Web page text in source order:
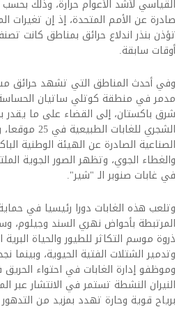
القياسي لأشد الأعوام حرارة، وذلك
صادرة عن الأمم المتحدة، إذ إن تغيرات
تؤذن بنذر اندلاع ‌حرائق بمناطق كانت
أوقات سابقة.
وفي أحدث المناطق التي تشهد حرائق
مدمر في منطقة كوتلي ساتيان الحساسة
الشجري للغابات
الصناعية الصادرة عن الهيئة الوطنية
والغطاء الجوي، وتظهر الصور الجوية
في غابات صنوبر الـ "شير".
وتلعب هذه الغابات دورا رئيسيا في
المرتبطة بأحواض نهري السند وجيلوم،
ذروة موسم التكاثر للطيور والحياة
وتدمير الشتلات الفتية الحيوية، وبينما
وموظفو إدارة الغابات في احتواء
النيران النشطة تستمر في الانتشار عبر
برياح قوية وحارة تهدد بمزيد من التدهور